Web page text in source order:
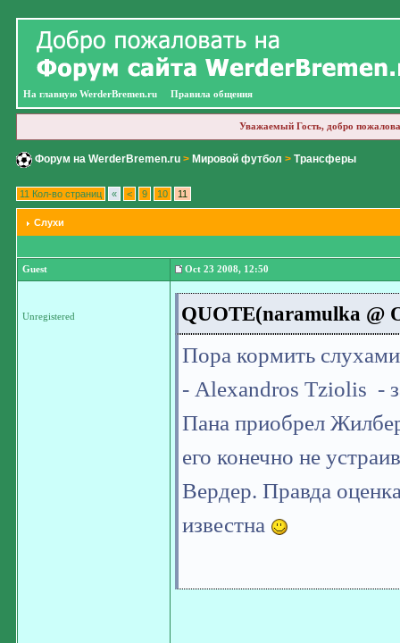
На главную WerderBremen.ru Правила общения
Уважаемый Гость, добро
Форум на WerderBremen.ru> Мировой футбол > Трансферы
11 Кол-во страниц « < 9 10 11
Слухи
Guest Oct 23 2008, 12:50
Unregistered QUOTE(naramulka @
Пора кормить
- Alexandros Tziolis -
Пана приобрел
его конечно не
Вердер. Правда
известна